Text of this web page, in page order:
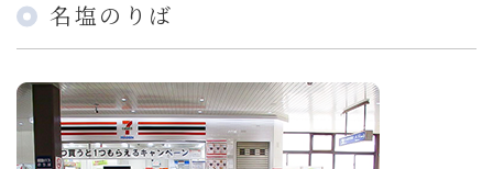
名塩のりば